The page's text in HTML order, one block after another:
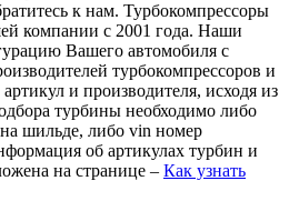
к нам. Турбокомпрессоры
компании с 2001 года. Наши
Вашего автомобиля с
турбокомпрессоров и
и производителя, исходя из
турбины необходимо либо
шильде, либо vin номер
об артикулах турбин и
на странице – Как узнать